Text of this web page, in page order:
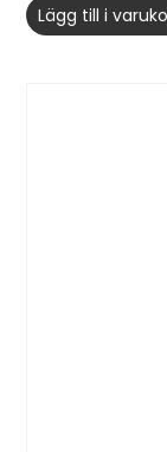
Lägg till i